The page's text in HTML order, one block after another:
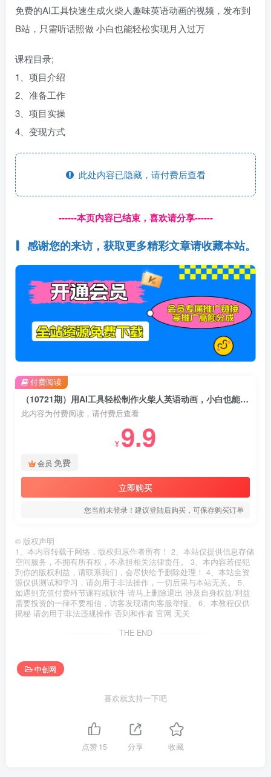
免费的AI工具快速生成火柴人趣味英语动画的视频，发布到
B站，只需听话照做 小白也能轻松实现月入过万
课程目录;
1、项目介绍
2、准备工作
3、项目实操
4、变现方式
此处内容已隐藏，请付费后查看
------本页内容已结束，喜欢请分享------
感谢您的来访，获取更多精彩文章请收藏本站。
（10721期）用AI工具轻松制作火柴人英语动画，小白也能月入过万
此内容为付费阅读，请付费后查看
¥ 9.9
会员 免费
立即购买
您当前未登录！建议登陆后购买，可保存购买订单
付费阅读
© 版权声明
1、本内容转载于网络，版权归原作者所有！ 2、本站仅提供信息存储
空间服务，不拥有所有权，不承担相关法律责任。 3、本内容若侵犯
到你的版权利益，请联系我们，会尽快给予删除处理！ 4、本站全资
源仅供测试和学习，请勿用于非法操作，一切后果与本站无关。 5、
如遇到充值付费环节课程或软件 请马上删除退出 涉及自身权益/利益
需要投资的一律不要相信，访客发现请向客服举报。 6、本教程仅供
揭秘 请勿用于非法违规操作 否则和作者 官网 无关
THE END
中创网
喜欢就支持一下吧
点赞15 分享 收藏